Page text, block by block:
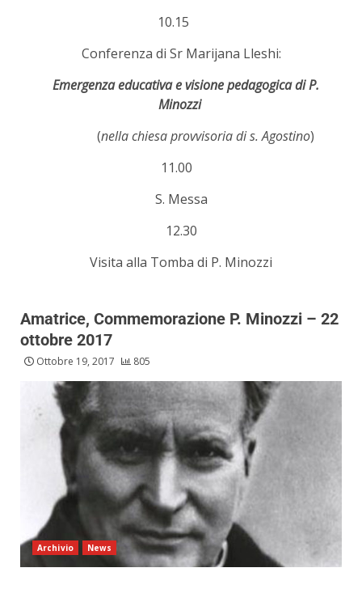
10.15
Conferenza di Sr Marijana Lleshi:
Emergenza educativa e visione pedagogica di P.
Minozzi
(nella chiesa provvisoria di s. Agostino)
11.00
S. Messa
12.30
Visita alla Tomba di P. Minozzi
Amatrice, Commemorazione P. Minozzi – 22
ottobre 2017
Ottobre 19, 2017 805
Archivio News